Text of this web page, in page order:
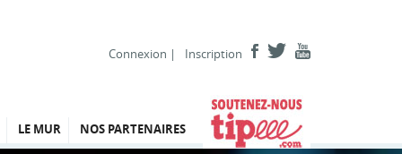
Connexion | Inscription
LE MUR NOS PARTENAIRES